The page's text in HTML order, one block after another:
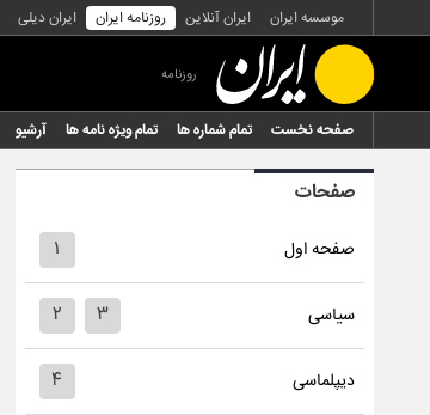
موسسه ایران ایران آنلاین روزنامه ایران ایران دیلی
روزنامه
صفحه نخست تمام شماره ها تمام ویژه نامه ها آرشیو
صفحات
صفحه اول ۱
سیاسی ۲ ۳
دیپلماسی ۴